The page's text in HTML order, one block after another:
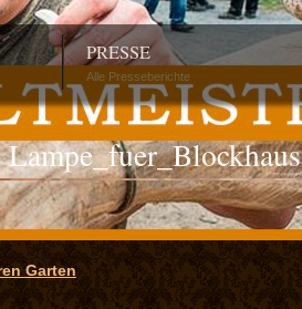
PRESSE
Alle Presseberichte
Garten